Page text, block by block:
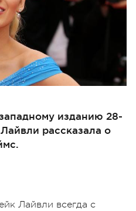
изданию 28-
рассказала о
Лайвли всегда с